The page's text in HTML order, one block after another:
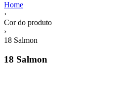
Home
›
Cor do produto
›
18 Salmon
18 Salmon